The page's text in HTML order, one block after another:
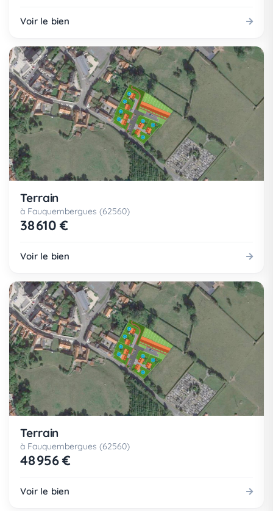
Voir le bien
Terrain
à Fauquembergues (62560)
38 610 €
Voir le bien
Terrain
à Fauquembergues (62560)
48 956 €
Voir le bien